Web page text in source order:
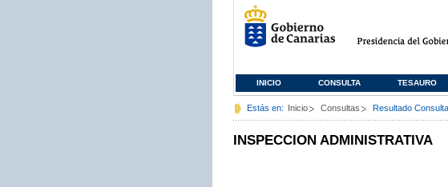
INICIO CONSULTA TESAURO
Estás en: Inicio Consultas Resultado Consulta
INSPECCION ADMINISTRATIVA